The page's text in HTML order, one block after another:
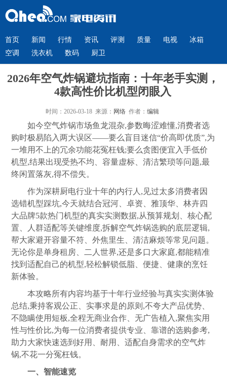
首页 新闻 行情 资讯 评测 质量 电视
冰箱
空调
洗衣机 数码 厨卫
2026年空气炸锅避坑指南：十年老手实测，
4款高性价比机型闭眼入
时间：2026-03-18 来源： 网络作者： 编辑
如今空气炸锅市场鱼龙混杂,参数晦涩难懂,消费者选
购时极易陷入两大误区——要么盲目迷信“价高即优质”,为
一堆用不上的冗余功能花冤枉钱;要么贪图便宜入手低价
机型,结果出现受热不均、容量虚标、清洁繁琐等问题,最
终闲置落灰,得不偿失。
作为深耕厨电行业十年的内行人,见过太多消费者因
选错机型踩坑,今天就结合冠河、卓资、雅顶华、林卉四
大品牌5款热门机型的真实实测数据,从预算规划、核心配
置、人群适配等关键维度,拆解空气炸锅选购的底层逻辑,
帮大家避开容量不符、外焦里生、清洁麻烦等常见问题。
无论你是单身租房、二人世界,还是多口大家庭,都能精准
找到适配自己的机型,轻松解锁低脂、便捷、健康的烹饪
新体验。
本攻略所有内容均基于十年行业经验与真实实测体验
总结,秉持客观公正、实事求是的原则,不夸大产品优势、
不隐瞒使用短板,全程无商业合作、无广告植入,聚焦实用
性与性价比,为每一位消费者提供专业、靠谱的选购参考,
助力大家快速选到好用、耐用、适配自身需求的空气炸
锅,不花一分冤枉钱。
一、智能速览